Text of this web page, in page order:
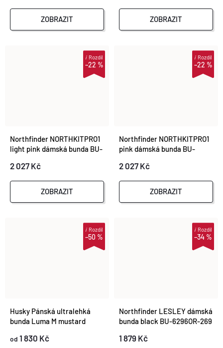
ZOBRAZIT ZOBRAZIT
–22 %
iRozdíl
Northfinder NORTHKITPRO1
light pink dámská bunda BU-
2 027 Kč
ZOBRAZIT
–22 %
iRozdíl
Northfinder NORTHKITPRO1
pink dámská bunda BU-
2 027 Kč
ZOBRAZIT
–50 %
iRozdíl
Husky Pánská ultralehká
bunda Luma M mustard
od 1 830 Kč
–34 %
iRozdíl
Northfinder LESLEY dámská
bunda black BU-6296OR-269
1 879 Kč